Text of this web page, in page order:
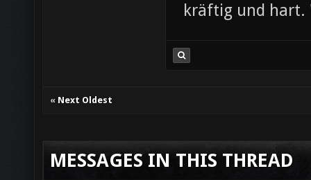
kräftig und hart.
« Next Oldest
MESSAGES IN THIS THREAD